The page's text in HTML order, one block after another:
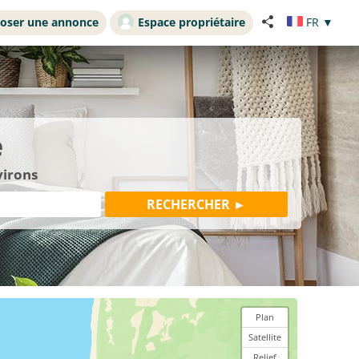
une annonce Espace propriétaire FR ▼
Plan
Satellite